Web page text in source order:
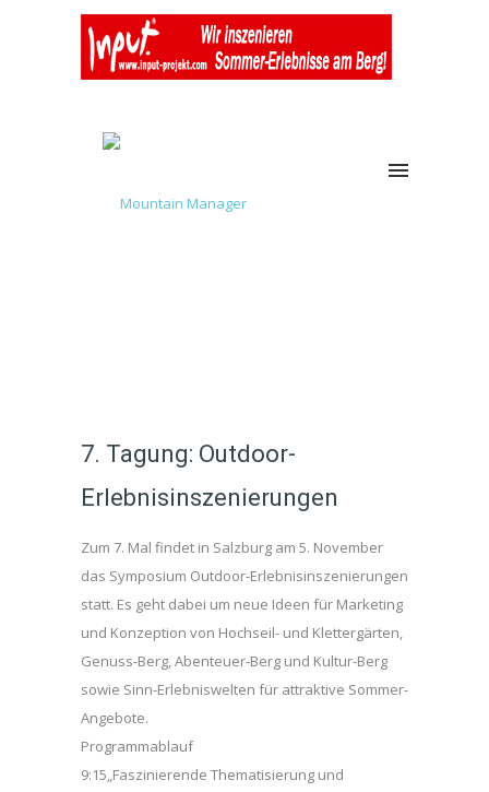
7. Tagung: Outdoor-
Erlebnisinszenierungen
Zum 7. Mal findet in Salzburg am 5. November
das Symposium Outdoor-Erlebnisinszenierungen
statt. Es geht dabei um neue Ideen für Marketing
und Konzeption von Hochseil- und Klettergärten,
Genuss-Berg, Abenteuer-Berg und Kultur-Berg
sowie Sinn-Erlebniswelten für attraktive Sommer-
Angebote.
Programmablauf
9:15„Faszinierende Thematisierung und